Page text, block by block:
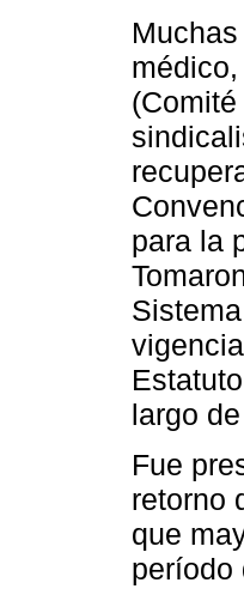
para la
largo
Fue
retorno
que
período